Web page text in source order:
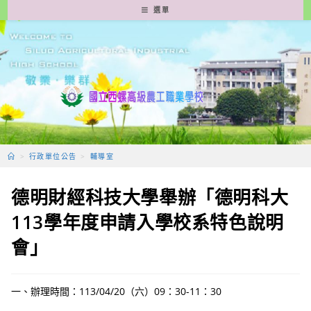
轉
至
要
容
選單
> 行政單位公告 > 輔導室
德明財經科技大學舉辦「德明科大
113學年度申請入學校系特色說明
會」
一、辦理時間：113/04/20（六）09：30-11：30